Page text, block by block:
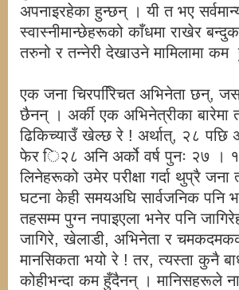
अपनाइरहेका हुन्छन् । यी त भए
स्वास्नीमान्छेहरूको काँधमा राखेर
तरुनो र तन्नेरी देखाउने मामिलामा
एक जना चिरपरििचत अभिनेता छन्,
छैनन् । अर्की एक अभिनेत्रीका
ढिकिच्याउँ खेल्छ रे ! अर्थात्, २८ पछि
फेर ि२८ अनि अर्को वर्ष पुनः २७ । १७
लिनेहरूको उमेर परीक्षा गर्दा थुप्रै जना
घटना केही समयअघि सार्वजनिक पनि
तहसम्म पुग्न नपाइएला भनेर पनि
जागिरे, खेलाडी, अभिनेता र
मानसिकता भयो रे ! तर, त्यस्ता कुनै
कोहीभन्दा कम हुँदैनन् । मानिसहरूले